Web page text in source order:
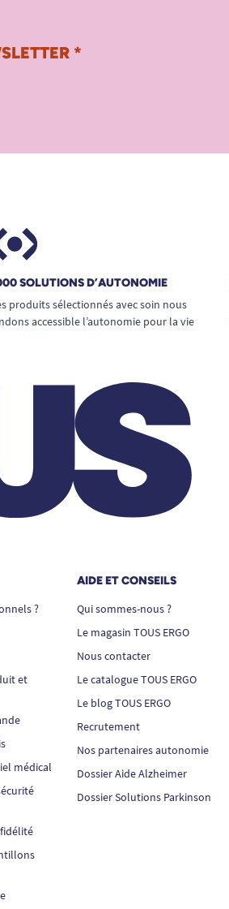
*
SOLUTIONS D’AUTONOMIE
produits sélectionnés avec soin nous
accessible l’autonomie pour la vie
?
et
médical
AIDE ET CONSEILS
Qui sommes-nous ?
Le magasin TOUS ERGO
Nous contacter
Le catalogue TOUS ERGO
Le blog TOUS ERGO
Recrutement
Nos partenaires autonomie
Dossier Aide Alzheimer
Dossier Solutions Parkinson